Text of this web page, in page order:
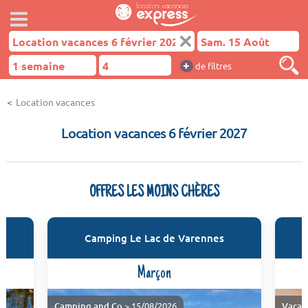
+ de filtres
Location vacances
Location vacances 6 février 2027
OFFRES LES MOINS CHÈRES
Camping Le Lac de Varennes
Marçon
> 15/08/2026